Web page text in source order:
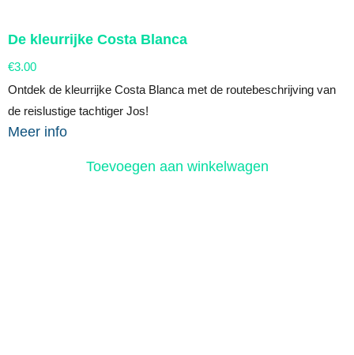
De kleurrijke Costa Blanca
€3.00
Ontdek de kleurrijke Costa Blanca met de routebeschrijving van
de reislustige tachtiger Jos!
Meer info
Toevoegen aan winkelwagen